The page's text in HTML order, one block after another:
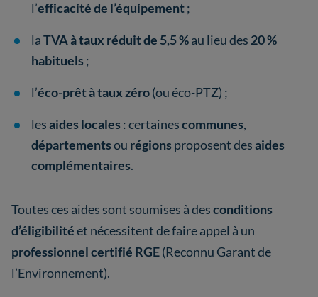
l’efficacité de l’équipement;
laTVA à taux réduit de 5,5 %au lieu des 20 %
habituels ;
l’éco-prêt à taux zéro(ou éco-PTZ) ;
lesaides locales : certainescommunes,
départementsou régions proposent desaides
complémentaires.
Toutes ces aides sont soumises à desconditions
d’éligibilitéet nécessitent de faire appel à un
professionnel certifié RGE(Reconnu Garant de
l’Environnement).